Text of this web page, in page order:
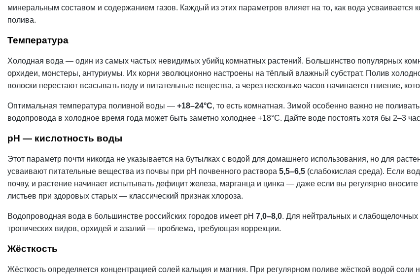
минеральным составом и содержанием газов. Каждый из этих параметров влияет на то, как вода усваивается
полива.
Температура
Холодная вода — один из самых частых невидимых убийц комнатных растений. Большинство популярных
орхидеи, монстеры, антуриумы. Их корни эволюционно настроены на тёплый влажный субстрат. Полив
волоски перестают всасывать воду и питательные вещества, а через несколько часов начинается гниение,
Оптимальная температура поливной воды — +18–24°C, то есть комнатная. Зимой особенно важно не
водопровода в холодное время года может быть заметно холоднее +18°C. Дайте воде постоять хотя бы 2–3
pH — кислотность воды
Этот параметр почти никогда не указывается на бутылках с водой для домашнего использования, но для
усваивают питательные вещества из почвы при pH почвенного раствора 5,5–6,5 (слабокислая среда). Если
почву, и растение начинает испытывать дефицит железа, марганца и цинка — даже если вы регулярно
листьев при здоровых старых — классический признак хлороза.
Водопроводная вода в большинстве российских городов имеет pH 7,0–8,0. Для нейтральных и слабощелочных
тропических видов, орхидей и азалий — проблема, требующая коррекции.
Жёсткость
Жёсткость определяется концентрацией солей кальция и магния. При регулярном поливе жёсткой водой соли